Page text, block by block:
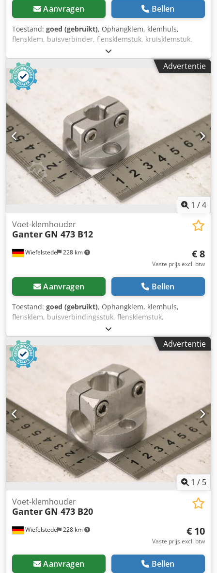
Aanvragen Bellen
Toestand: goed (gebruikt), Ophangklem, klemhuls,
flensklem, buisverbinder, flensklemstuk, kruisklemstuk,
kruisklemverbinder, kruisklem, voetklemhouder,
montagehoek, montagebeugel -Fabrikant: Balluff,
montagebeugel, zink Chodjznvdxjpfx Ahaoa -Type:
BAM0275 -Stangdiameter: Ø12 mm -Aantal: 98 houders
beschikbaar -Prijs: per stuk, minimale afname 3 stuks -
Afmetingen: 60/30/H36 mm -Gewicht: 0,1 kg/stuk
Advertentie
1 /4
Wiefelstede 228 km
Voet-klemhouder
Ganter GN 473 B12
€ 8
Vaste prijs excl. btw
Aanvragen Bellen
Toestand: goed (gebruikt), Ophangklem, klemhuls,
flensklem, buisverbindingsstuk, flensklemstuk,
kruisklemstuk, kruisklemverbinder, kruisklem,
voetklemhouder Cedpfx Ahoznu Szsaeha -Fabrikant:
Ganter, voetklemhouder, aluminium -Type: GN 473 B12 -
Aantal: 35 houders beschikbaar -Prijs: per stuk, minimale
afname 3 stuks -Afmetingen: 38/35/H25 mm -Gewicht:
Advertentie
1 / 5
Wiefelstede 228 km
Voet-klemhouder
Ganter GN 473 B20
€ 10
Vaste prijs excl. btw
Aanvragen Bellen